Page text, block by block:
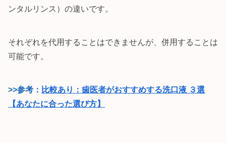
ンタルリンス）の違いです。
それぞれを代用することはできませんが、併用することは
可能です。
>>参考： 比較あり：歯医者がおすすめする洗口液 ３選
【あなたに合った選び方】